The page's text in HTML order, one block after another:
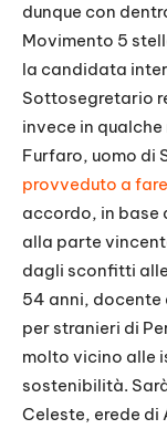
dunque con
Movimento 5
la candidata
Sottosegretario
invece in
Furfaro, uomo di
provveduto a
accordo, in base
alla parte
dagli sconfitti
54 anni, docente
per stranieri di
molto vicino alle
sostenibilità.
Celeste, erede di